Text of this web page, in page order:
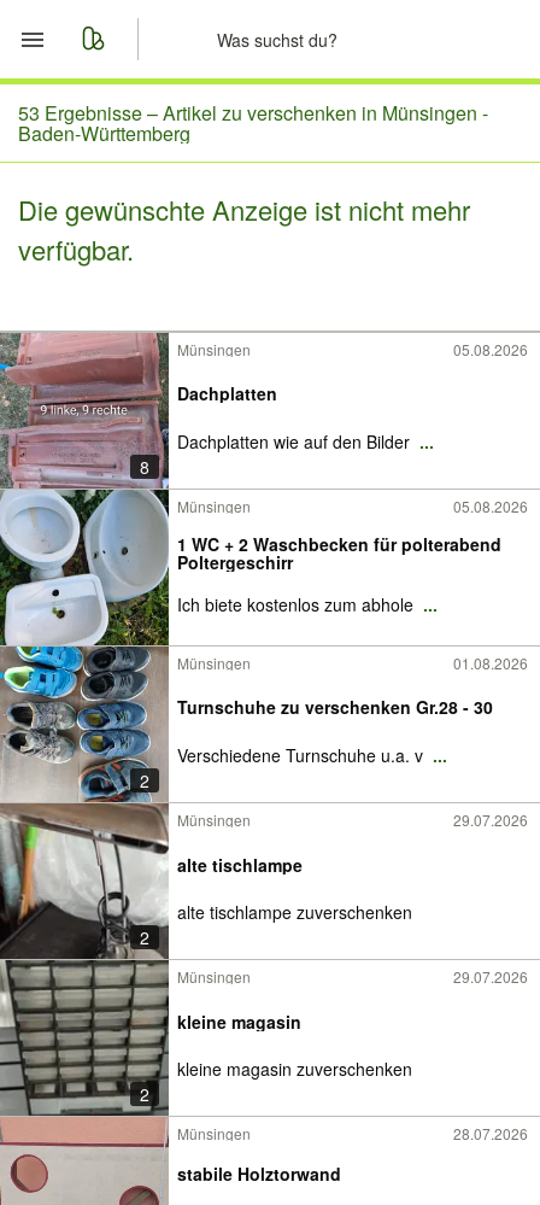
Start
Merkliste
Nachrichten
53 Ergebnisse –Artikel zu verschenken in Münsingen -
Baden-Württemberg
Die gewünschte Anzeige ist nicht mehr
verfügbar.
8
Münsingen 05.08.2026
Dachplatten
Dachplatten wie auf den Bilder ...
Münsingen 05.08.2026
1 WC + 2 Waschbecken für polterabend
Poltergeschirr
Ich biete kostenlos zum abhole ...
2
Münsingen 01.08.2026
Turnschuhe zu verschenken Gr.28 - 30
Verschiedene Turnschuhe u.a. v ...
2
Münsingen 29.07.2026
alte tischlampe
alte tischlampe zuverschenken
2
Münsingen 29.07.2026
kleine magasin
kleine magasin zuverschenken
Münsingen 28.07.2026
stabile Holztorwand